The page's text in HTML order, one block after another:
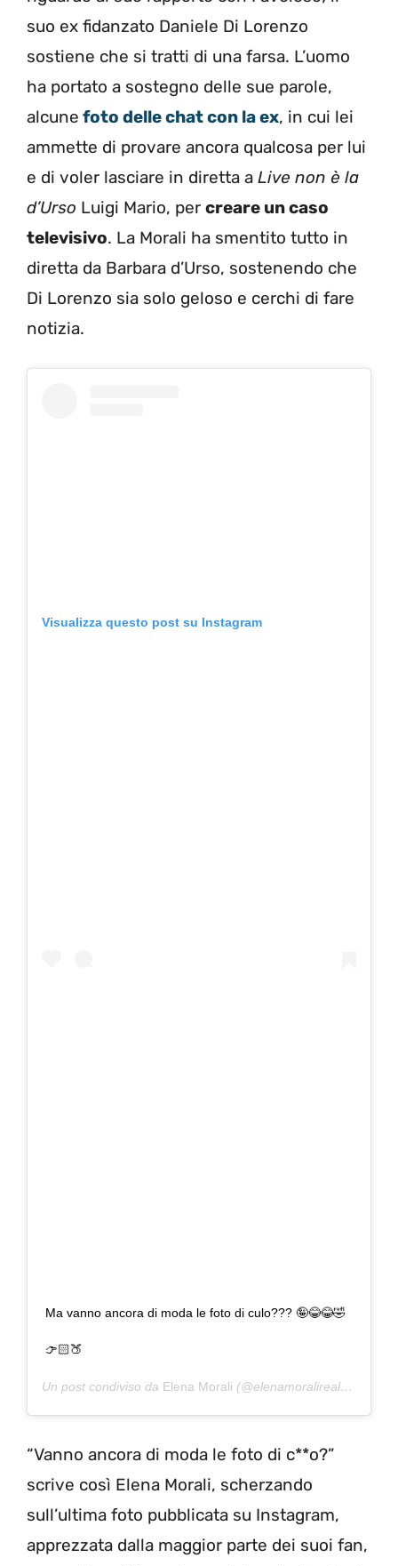
suo ex fidanzato Daniele Di Lorenzo
sostiene che si tratti di una farsa. L’uomo
ha portato a sostegno delle sue parole,
alcune foto delle chat con la ex, in cui lei
ammette di provare ancora qualcosa per lui
e di voler lasciare in diretta a Live non è la
d’Urso Luigi Mario, per creare un caso
televisivo. La Morali ha smentito tutto in
diretta da Barbara d’Urso, sostenendo che
Di Lorenzo sia solo geloso e cerchi di fare
notizia.
Visualizza questo post su Instagram
Ma vanno ancora di moda le foto di culo??? 🤪😂😂🤣
👉🏻🍑
Un post condiviso da Elena Morali (@elenamoralireal) in data:
“Vanno ancora di moda le foto di c**o?”
scrive così Elena Morali, scherzando
sull’ultima foto pubblicata su Instagram,
apprezzata dalla maggior parte dei suoi fan,